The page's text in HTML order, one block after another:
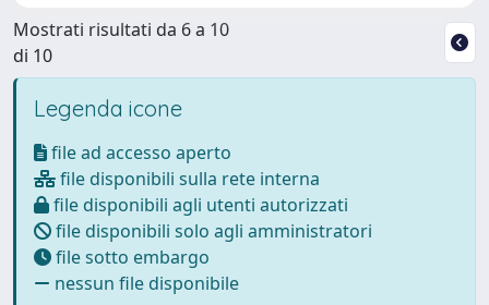
Mostrati risultati da 6 a 10
di 10
Legenda icone
file ad accesso aperto
file disponibili sulla rete interna
file disponibili agli utenti autorizzati
file disponibili solo agli amministratori
file sotto embargo
nessun file disponibile